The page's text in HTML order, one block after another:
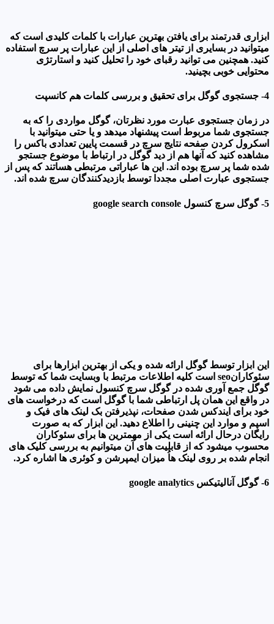
ابزاری قدرتمند برای یافتن بهترین عبارات با کلمات کلیدی است که
میتوانید در بسایری از تیتر های اصلی از این عبارات پر سرچ استفاده
کنید. همچنین می توانید رقبای خود را تحلیل کنید و استارتژی
محتوایی خوبی بچینید.
4- جستجوی گوگل برای تحقیق و بررسی کلمات هم کانسپت
در زمان جستجوی عبارت مورد نظرتان، گوگل مواردی را که به
جستجوی شما مربوط است پیشنهاد میدهد و یا حتی میتوانید با
اسکرول کردن صفحه نتایج سرچ در قسمت پایین تعدادی باکس را
مشاهده کنید که آنها هم از دید گوگل در ارتباط با موضوع جستجو
شده شما پر سرچ بوده اند. این ها عباراتی مرتبطی هساتند که پس از
جستجوی عبارت اصلی مجددا توسط بازدیدکنندگان سرچ شده اند.
5- گوگل سرچ کنسول google search console
این ابزار توسط گوگل ارائه شده و یکی از بهترین ابزارها برای
سئوکارانseo است کلیه اطلاعات مرتبط با وبسایت شما که توسط
گوگل جمع آوری شده در گوگل سرچ کنسول نمایش داده می شود
در واقع این همان پل ارتباطی شما با گوگل است که درخواست های
خود برای ایندکس شدن صفحات، نپذیرفتن بک لینک های فیک و
اسپم و موارد این چنینی را اطلاع دهید. این ابزار که به صورت
رایگان درحال ارائه است یکی از مهمترین ها برای سئوکاران
محسوب میشود که از قابلیت های آن میتوانیم به بررسی کلیک های
انجام شده بر روی لینک هاُ میزان ایمپرشن و کوئری ها اشاره کرد.
6- گوگل آنالیتیکس google analytics